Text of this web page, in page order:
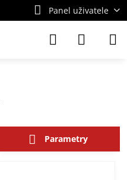
Panel uživatele
Parametry